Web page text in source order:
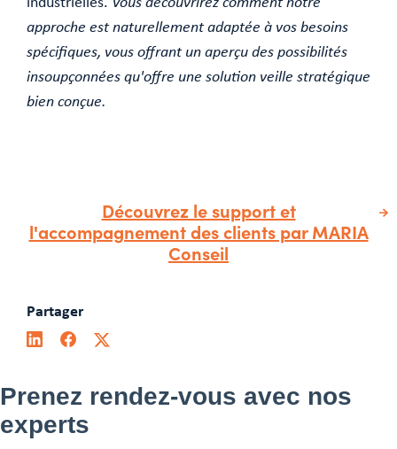
approche est naturellement adaptée à vos besoins
spécifiques, vous offrant un aperçu des possibilités
insoupçonnées qu'offre une solution veille stratégique
bien conçue.
Découvrez le support et
l'accompagnement des clients par MARIA
Conseil
Partager